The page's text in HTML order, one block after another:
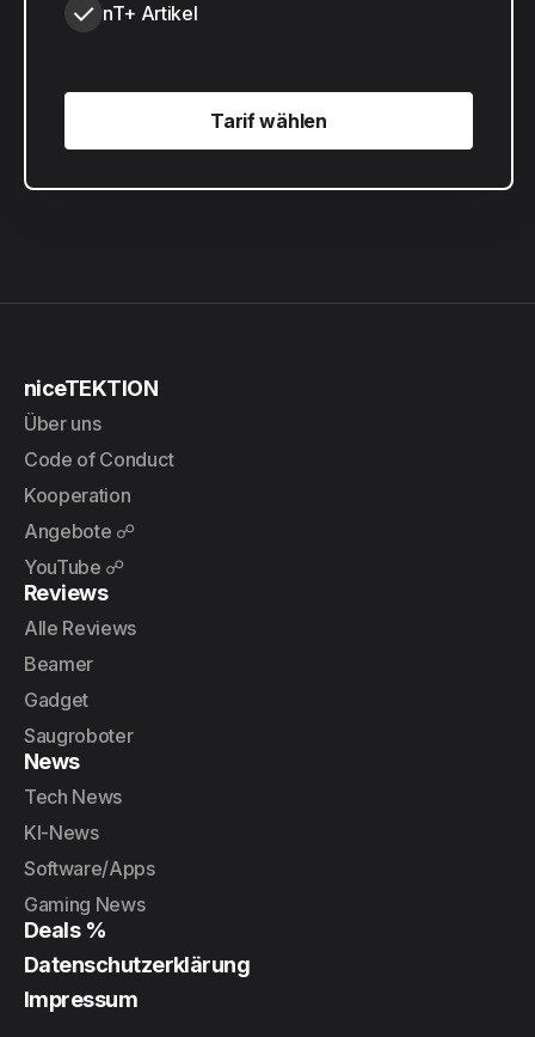
nT+ Artikel
Tarif wählen
Tarif wählen
niceTEKTION
Über uns
Code of Conduct
Kooperation
Angebote ☍
YouTube ☍
Reviews
Alle Reviews
Beamer
Gadget
Saugroboter
News
Tech News
KI-News
Software/Apps
Gaming News
Deals %
Datenschutzerklärung
Impressum